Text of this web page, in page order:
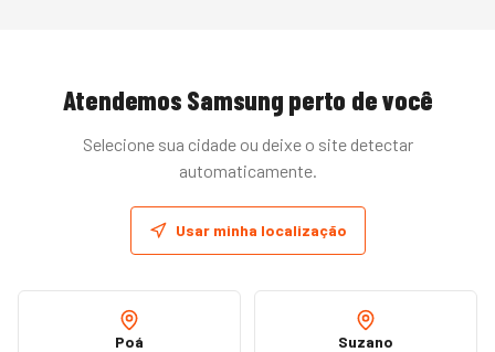
Atendemos Samsung perto de você
Selecione sua cidade ou deixe o site detectar
automaticamente.
Usar minha localização
Poá Suzano